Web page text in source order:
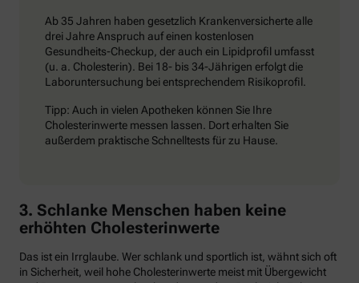
Ab 35 Jahren haben gesetzlich Krankenversicherte alle
drei Jahre Anspruch auf einen kostenlosen
Gesundheits-Checkup, der auch ein Lipidprofil umfasst
(u. a. Cholesterin). Bei 18- bis 34-Jährigen erfolgt die
Laboruntersuchung bei entsprechendem Risikoprofil.
Tipp: Auch in vielen Apotheken können Sie Ihre
Cholesterinwerte messen lassen. Dort erhalten Sie
außerdem praktische Schnelltests für zu Hause.
3. Schlanke Menschen haben keine
erhöhten Cholesterinwerte
Das ist ein Irrglaube. Wer schlank und sportlich ist, wähnt sich oft
in Sicherheit, weil hohe Cholesterinwerte meist mit Übergewicht